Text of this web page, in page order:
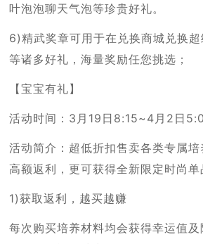
叶泡泡聊天气泡等珍贵好礼。
6)精武奖章可用于在兑换商城兑换
等诸多好礼，海量奖励任您挑选；
【宝宝有礼】
活动时间：3月19日8:15~4月2日
活动简介：超低折扣售卖各类专属
高额返利，更可获得全新限定时尚单
1)获取返利，越买越赚
每次购买培养材料均会获得幸运值